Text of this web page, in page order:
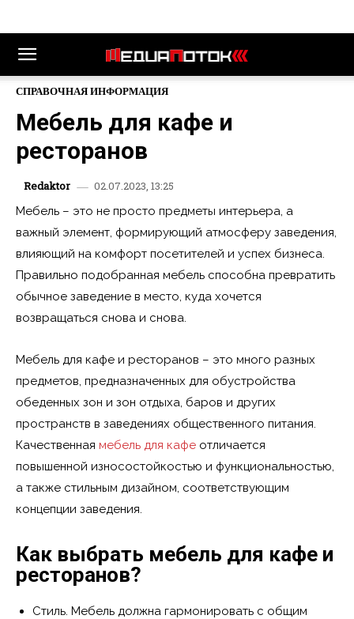
СПРАВОЧНАЯ ИНФОРМАЦИЯ
Мебель для кафе и
ресторанов
Redaktor
02.07.2023, 13:25
Мебель – это не просто предметы интерьера, а
важный элемент, формирующий атмосферу заведения,
влияющий на комфорт посетителей и успех бизнеса.
Правильно подобранная мебель способна превратить
обычное заведение в место, куда хочется
возвращаться снова и снова.
Мебель для кафе и ресторанов – это много разных
предметов, предназначенных для обустройства
обеденных зон и зон отдыха, баров и других
пространств в заведениях общественного питания.
Качественная мебель для кафе отличается
повышенной износостойкостью и функциональностью,
а также стильным дизайном, соответствующим
концепции заведения.
Как выбрать мебель для кафе и
ресторанов?
Стиль. Мебель должна гармонировать с общим